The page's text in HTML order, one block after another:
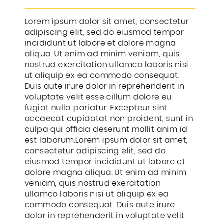
Lorem ipsum dolor sit amet, consectetur
adipiscing elit, sed do eiusmod tempor
incididunt ut labore et dolore magna
aliqua. Ut enim ad minim veniam, quis
nostrud exercitation ullamco laboris nisi
ut aliquip ex ea commodo consequat.
Duis aute irure dolor in reprehenderit in
voluptate velit esse cillum dolore eu
fugiat nulla pariatur. Excepteur sint
occaecat cupidatat non proident, sunt in
culpa qui officia deserunt mollit anim id
est laborum.Lorem ipsum dolor sit amet,
consectetur adipiscing elit, sed do
eiusmod tempor incididunt ut labore et
dolore magna aliqua. Ut enim ad minim
veniam, quis nostrud exercitation
ullamco laboris nisi ut aliquip ex ea
commodo consequat. Duis aute irure
dolor in reprehenderit in voluptate velit